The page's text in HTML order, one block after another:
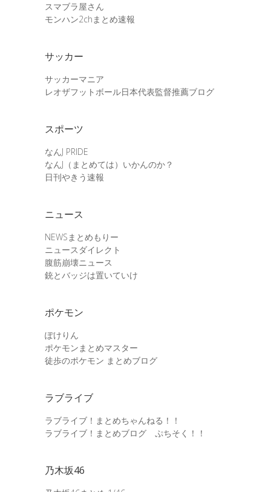
スマブラ屋さん
モンハン2chまとめ速報
サッカー
サッカーマニア
レオザフットボール日本代表監督推薦ブログ
スポーツ
なんJ PRIDE
なんJ（まとめては）いかんのか？
日刊やきう速報
ニュース
NEWSまとめもりー
ニュースダイレクト
腹筋崩壊ニュース
銃とバッジは置いていけ
ポケモン
ぽけりん
ポケモンまとめマスター
徒歩のポケモン まとめブログ
ラブライブ
ラブライブ！まとめちゃんねる！！
ラブライブ！まとめブログ ぷちそく！！
乃木坂46